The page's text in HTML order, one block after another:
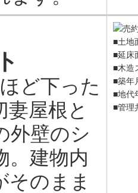
ど下った
妻屋根と
外壁のシ
。建物内
そのまま
■土地
■延床
■木造
■築年
■地代
■管理